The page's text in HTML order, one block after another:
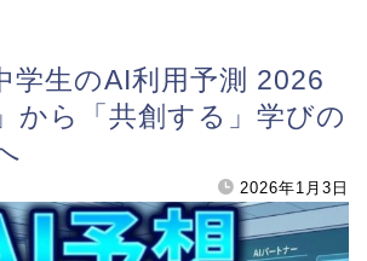
学生のAI利用予測 2026
から「共創する」学びの
2026年1月3日